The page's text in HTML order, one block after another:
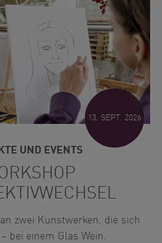
13. SEPT. 2026
UND EVENTS
zwei Kunstwerken, die sich
bei einem Glas Wein.